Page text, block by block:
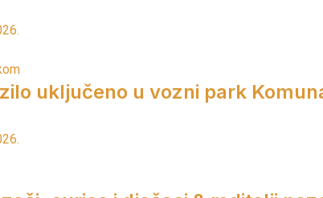
uključeno u vozni park